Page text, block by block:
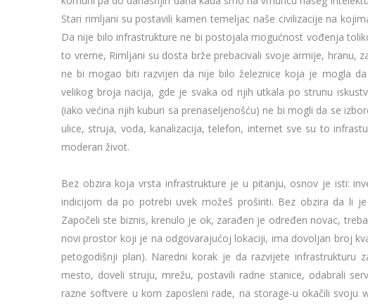
Stari rimljani su postavili kamen temeljac naše civilizacije na
Da nije bilo infrastrukture ne bi postojala mogućnost vođenja
to vreme, Rimljani su dosta brže prebacivali svoje armije, hranu,
ne bi mogao biti razvijen da nije bilo železnice koja je mogla
velikog broja nacija, gde je svaka od njih utkala po strunu
(iako većina njih kuburi sa prenaseljenošću) ne bi mogli da se
ulice, struja, voda, kanalizacija, telefon, internet sve su to
moderan život.
Bez obzira koja vrsta infrastrukture je u pitanju, osnov je isti:
indicijom da po potrebi uvek možeš proširiti. Bez obzira da li
Započeli ste biznis, krenulo je ok, zarađen je određen novac,
novi prostor koji je na odgovarajućoj lokaciji, ima dovoljan broj
petogodišnji plan). Naredni korak je da razvijete infrastrukturu
mesto, doveli struju, mrežu, postavili radne stanice, odabrali
razne softvere u kom zaposleni rade, na storage-u okačili svoju